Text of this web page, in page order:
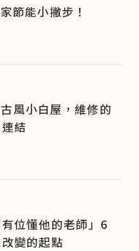
節能小撇步！
風小白屋，維修的
結
位懂他的老師」6
變的起點